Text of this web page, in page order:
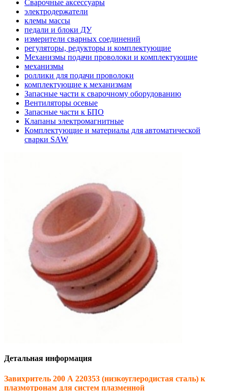
Сварочные аксессуары
электродержатели
клемы массы
педали и блоки ДУ
измерители сварных соединений
регуляторы, редукторы и комплектующие
Механизмы подачи проволоки и комплектующие
механизмы
роллики для подачи проволоки
комплектующие к механизмам
Запасные части к сварочному оборудованию
Вентиляторы осевые
Запасные части к БПО
Клапаны электромагнитные
Комплектующие и материалы для автоматической
сварки SAW
Детальная информация
Завихритель 200 А 220353 (низкоуглеродистая сталь) к
плазмотронам для систем плазменной